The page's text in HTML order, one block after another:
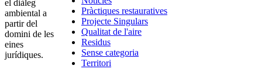
Pràctiques restauratives
Projecte Singulars
Qualitat de l'aire
Residus
Sense categoria
Territori
el diàleg
ambiental a
partir del
domini de les
eines
jurídiques.